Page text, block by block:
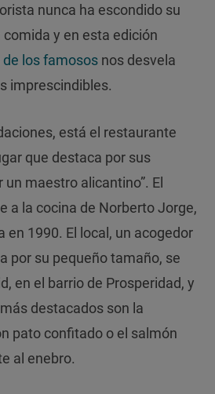
nunca ha escondido su
y en esta edición
los famosos nos desvela
imprescindibles.
está el restaurante
que destaca por sus
un maestro alicantino”. El
a la cocina de Norberto Jorge,
en 1990. El local, un acogedor
por su pequeño tamaño, se
en el barrio de Prosperidad, y
destacados son la
pato confitado o el salmón
al enebro.